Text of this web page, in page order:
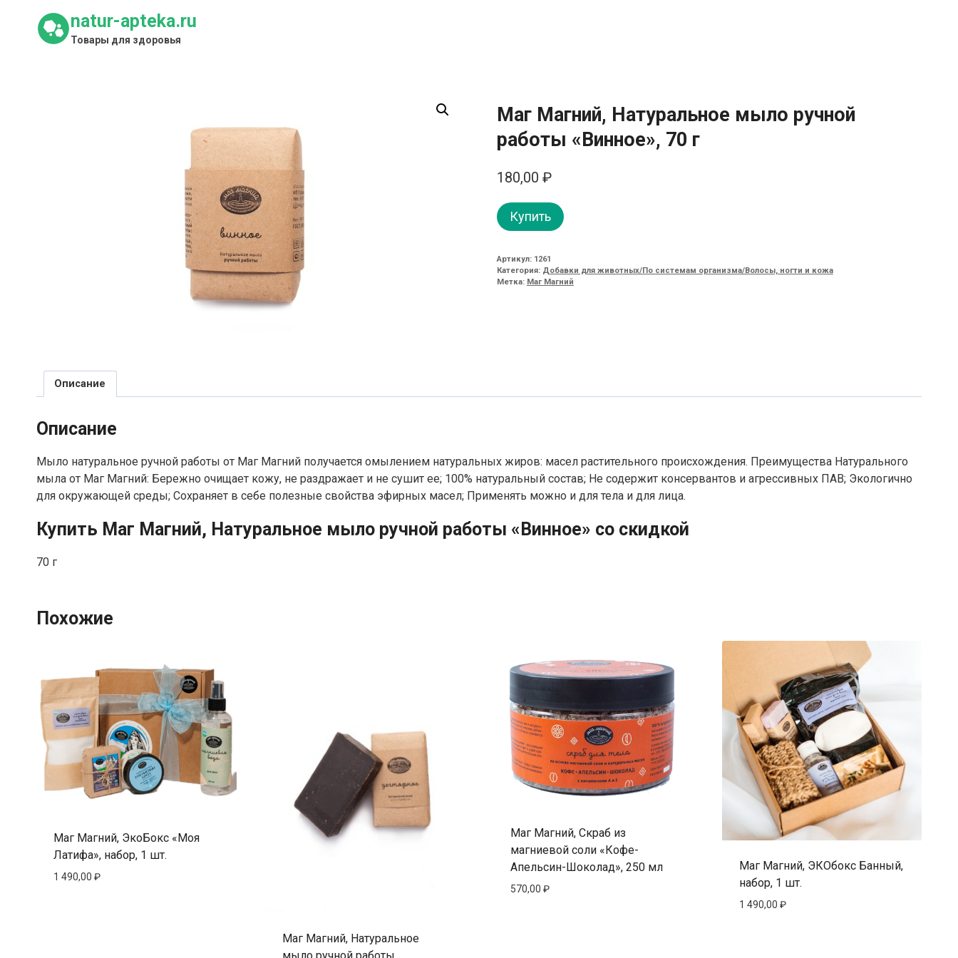
содержимому
natur-apteka.ru
Товары для здоровья
Маг Магний, Натуральное мыло ручной
работы «Винное», 70 г
180,00 ₽
Купить
Артикул: 1261
Категория: Добавки для животных/По системам организма/Волосы, ногти и кожа
Метка: Маг Магний
Описание
Описание
Мыло натуральное ручной работы от Маг Магний получается омылением натуральных жиров: масел растительного происхождения. Преимущества Натурального
мыла от Маг Магний: Бережно очищает кожу, не раздражает и не сушит ее; 100% натуральный состав; Не содержит консервантов и агрессивных ПАВ; Экологично
для окружающей среды; Сохраняет в себе полезные свойства эфирных масел; Применять можно и для тела и для лица.
Купить Маг Магний, Натуральное мыло ручной работы «Винное» со скидкой
70 г
Похожие
Маг Магний, ЭкоБокс «Моя
Латифа», набор, 1 шт.
1 490,00 ₽
Маг Магний, Натуральное
Маг Магний, Скраб из
магниевой соли «Кофе-
Апельсин-Шоколад», 250 мл
570,00 ₽
Маг Магний, ЭКОбокс Банный,
набор, 1 шт.
1 490,00 ₽